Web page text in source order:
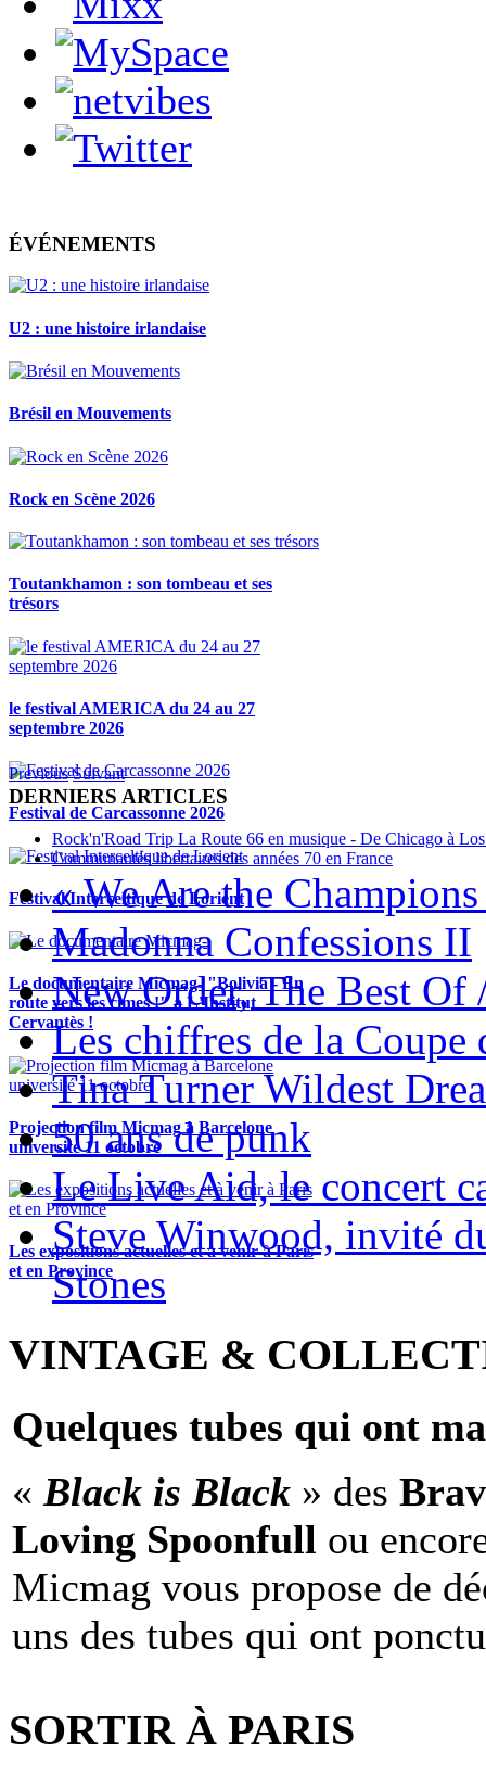
ÉVÉNEMENTS
U2 : une histoire irlandaise
Brésil en Mouvements
Rock en Scène 2026
Toutankhamon : son tombeau et ses
trésors
le festival AMERICA du 24 au 27
septembre 2026
Festival de Carcassonne 2026
Festival Interceltique de Lorient
Le documentaire Micmag- "Bolivia - En
route vers les cimes !" à L'Institut
Cervantès !
Projection film Micmag à Barcelone
université 11 octobre
Les expositions actuelles et à venir à Paris
et en Province
Previous Suivant
DERNIERS ARTICLES
Rock'n'Road Trip La Route 66 en musique - De Chicago à
Communautés libertaires des années 70 en France
« We Are the
Madonna Confessions II
New Order, The Best Of
Les chiffres de la Coupe
Tina Turner Wildest
50 ans de punk
Le Live Aid, le concert
Steve Winwood, invité
Stones
VINTAGE &
Quelques tubes qui ont
« Black is Black » des
Loving Spoonfull ou
Micmag vous propose de
uns des tubes qui ont
SORTIR À PARIS